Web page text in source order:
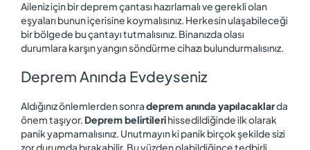
Aileniz için bir deprem çantası hazırlamalı ve gerekli olan
eşyaları bunun içerisine koymalısınız. Herkesin ulaşabileceği
bir bölgede bu çantayı tutmalısınız. Binanızda olası
durumlara karşın yangın söndürme cihazı bulundurmalısınız.
Deprem Anında Evdeyseniz
Aldığınız önlemlerden sonradeprem anında yapılacaklarda
önem taşıyor. Deprem belirtilerihissedildiğinde ilk olarak
panik yapmamalısınız. Unutmayın ki panik birçok şekilde sizi
zor durumda bırakabilir. Bu yüzden olabildiğince tedbirli